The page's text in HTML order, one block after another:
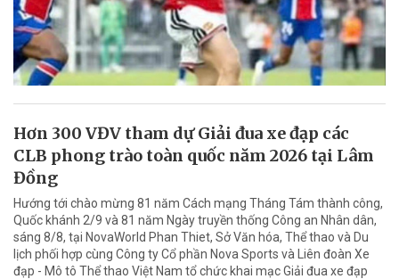
Hơn 300 VĐV tham dự Giải đua xe đạp các
CLB phong trào toàn quốc năm 2026 tại Lâm
Đồng
Hướng tới chào mừng 81 năm Cách mạng Tháng Tám thành công,
Quốc khánh 2/9 và 81 năm Ngày truyền thống Công an Nhân dân,
sáng 8/8, tại NovaWorld Phan Thiet, Sở Văn hóa, Thể thao và Du
lịch phối hợp cùng Công ty Cổ phần Nova Sports và Liên đoàn Xe
đạp - Mô tô Thể thao Việt Nam tổ chức khai mạc Giải đua xe đạp